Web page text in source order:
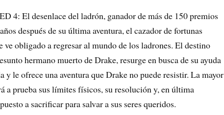
4: El desenlace del ladrón, ganador de más de 150 premios
después de su última aventura, el cazador de fortunas
ve obligado a regresar al mundo de los ladrones. El destino
hermano muerto de Drake, resurge en busca de su ayuda
y le ofrece una aventura que Drake no puede resistir. La mayor
a prueba sus límites físicos, su resolución y, en última
a sacrificar para salvar a sus seres queridos.